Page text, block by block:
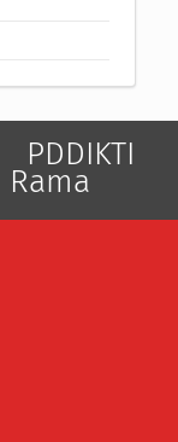
PDDIKTI
Rama